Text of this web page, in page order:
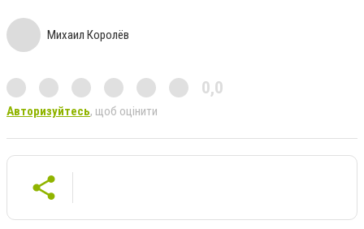
Михаил Королёв
0,0
Авторизуйтесь, щоб оцінити